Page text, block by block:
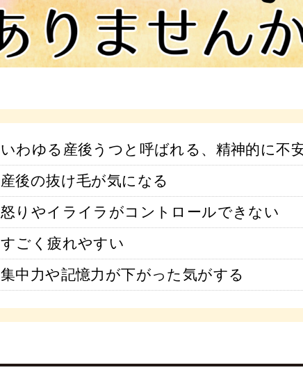
いわゆる産後うつと呼ばれる、精神的に不
産後の抜け毛が気になる
怒りやイライラがコントロールできない
すごく疲れやすい
集中力や記憶力が下がった気がする